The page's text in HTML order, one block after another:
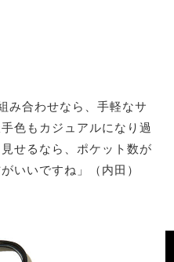
み合わせなら、手軽なサ
色もカジュアルになり過
せるなら、ポケット数が
いいですね」（内田）